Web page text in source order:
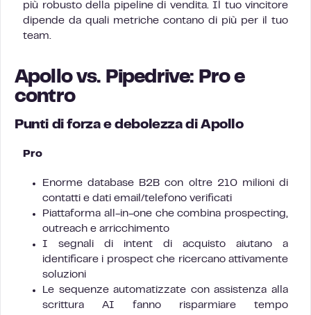
più robusto della pipeline di vendita. Il tuo vincitore
dipende da quali metriche contano di più per il tuo
team.
Apollo vs. Pipedrive: Pro e
contro
Punti di forza e debolezza di Apollo
Pro
Enorme database B2B con oltre 210 milioni di
contatti e dati email/telefono verificati
Piattaforma all-in-one che combina prospecting,
outreach e arricchimento
I segnali di intent di acquisto aiutano a
identificare i prospect che ricercano attivamente
soluzioni
Le sequenze automatizzate con assistenza alla
scrittura AI fanno risparmiare tempo